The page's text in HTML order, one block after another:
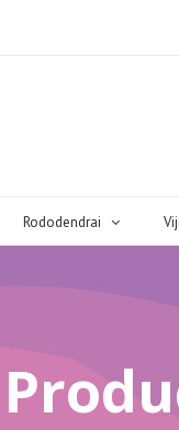
Rododendrai